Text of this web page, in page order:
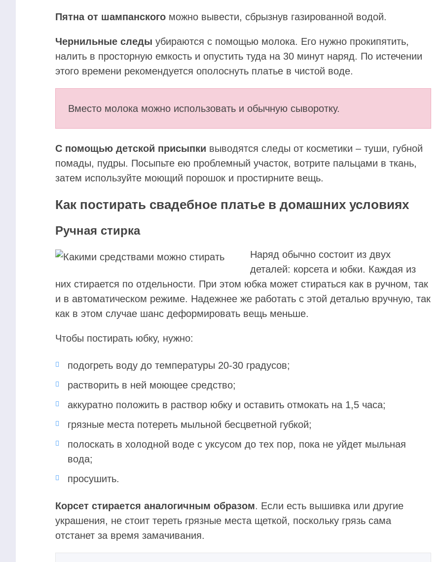
Пятна от шампанского можно вывести, сбрызнув газированной водой.
Чернильные следы убираются с помощью молока. Его нужно прокипятить,
налить в просторную емкость и опустить туда на 30 минут наряд. По истечении
этого времени рекомендуется ополоснуть платье в чистой воде.
Вместо молока можно использовать и обычную сыворотку.
С помощью детской присыпки выводятся следы от косметики – туши, губной
помады, пудры. Посыпьте ею проблемный участок, вотрите пальцами в ткань,
затем используйте моющий порошок и простирните вещь.
Как постирать свадебное платье в домашних условиях
Ручная стирка
Наряд обычно состоит из двух
деталей: корсета и юбки. Каждая из
них стирается по отдельности. При этом юбка может стираться как в ручном, так
и в автоматическом режиме. Надежнее же работать с этой деталью вручную, так
как в этом случае шанс деформировать вещь меньше.
Чтобы постирать юбку, нужно:
подогреть воду до температуры 20-30 градусов;
растворить в ней моющее средство;
аккуратно положить в раствор юбку и оставить отмокать на 1,5 часа;
грязные места потереть мыльной бесцветной губкой;
полоскать в холодной воде с уксусом до тех пор, пока не уйдет мыльная
вода;
просушить.
Корсет стирается аналогичным образом. Если есть вышивка или другие
украшения, не стоит тереть грязные места щеткой, поскольку грязь сама
отстанет за время замачивания.